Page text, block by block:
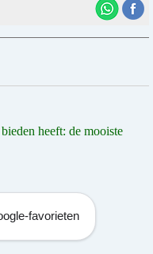
heeft: de mooiste
favorieten